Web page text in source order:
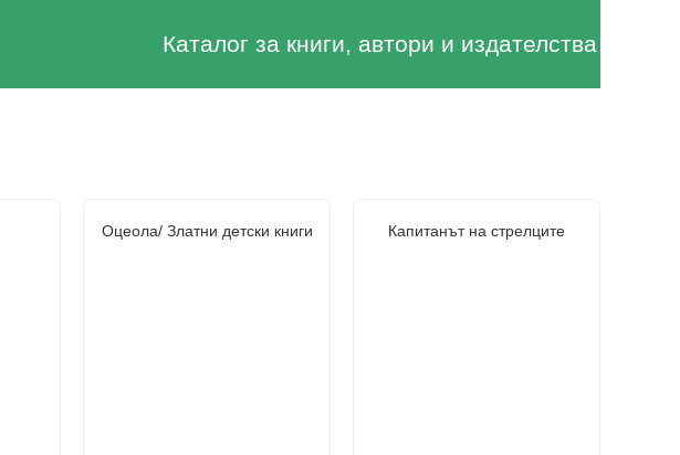
Каталог за книги, автори и издателства
Оцеола/ Златни детски книги Капитанът на стрелците